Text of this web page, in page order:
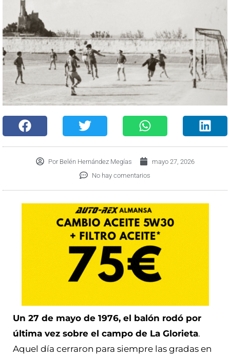
PorBelén Hernández Megías
mayo 27, 2026
No hay comentarios
Un 27 de mayo de 1976, el balón rodó por
última vez sobre el campo de La Glorieta.
Aquel día cerraron para siempre las gradas en